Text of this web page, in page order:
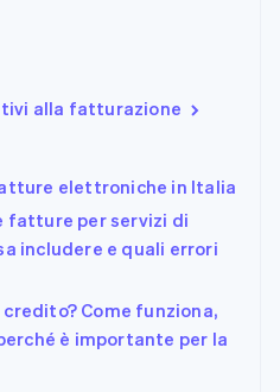
alla fatturazione
elettroniche in Italia
fatture per servizi di
includere e quali errori
Come funziona,
è importante per la